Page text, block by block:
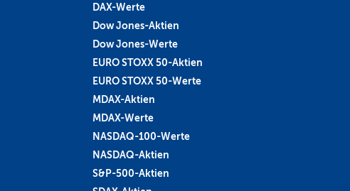
DAX-Werte
Dow Jones-Aktien
Dow Jones-Werte
EURO STOXX 50-Aktien
EURO STOXX 50-Werte
MDAX-Aktien
MDAX-Werte
NASDAQ-100-Werte
NASDAQ-Aktien
S&P-500-Aktien